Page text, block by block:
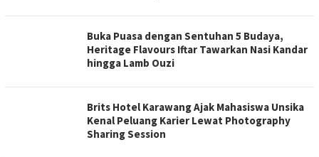
Buka Puasa dengan Sentuhan 5 Budaya,
Heritage Flavours Iftar Tawarkan Nasi Kandar
hingga Lamb Ouzi
Brits Hotel Karawang Ajak Mahasiswa Unsika
Kenal Peluang Karier Lewat Photography
Sharing Session